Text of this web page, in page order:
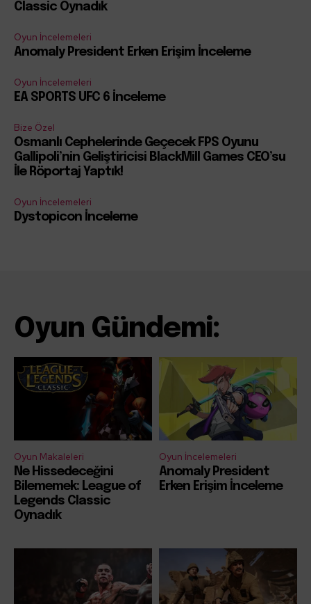
Classic Oynadık
Oyun İncelemeleri
Anomaly President Erken Erişim İnceleme
Oyun İncelemeleri
EA SPORTS UFC 6 İnceleme
Bize Özel
Osmanlı Cephelerinde Geçecek FPS Oyunu
Gallipoli’nin Geliştiricisi BlackMill Games CEO’su
İle Röportaj Yaptık!
Oyun İncelemeleri
Dystopicon İnceleme
Oyun Gündemi:
Oyun Makaleleri
Ne Hissedeceğini
Bilememek: League of
Legends Classic
Oynadık
Oyun İncelemeleri
Anomaly President
Erken Erişim İnceleme